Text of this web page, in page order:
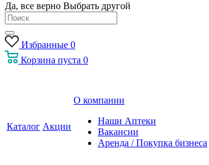
Да, все верно Выбрать другой
Избранные 0
Корзина пуста 0
Каталог Акции
О компании
Наши Аптеки
Вакансии
Аренда / Покупка бизнеса